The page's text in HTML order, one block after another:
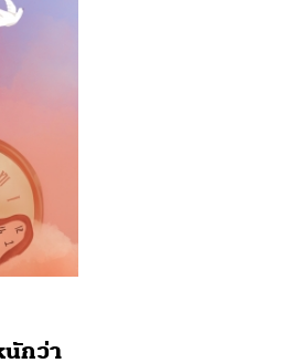
นักว่า